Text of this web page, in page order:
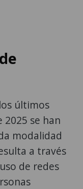
últimos
2025 se han
modalidad
a través
de redes